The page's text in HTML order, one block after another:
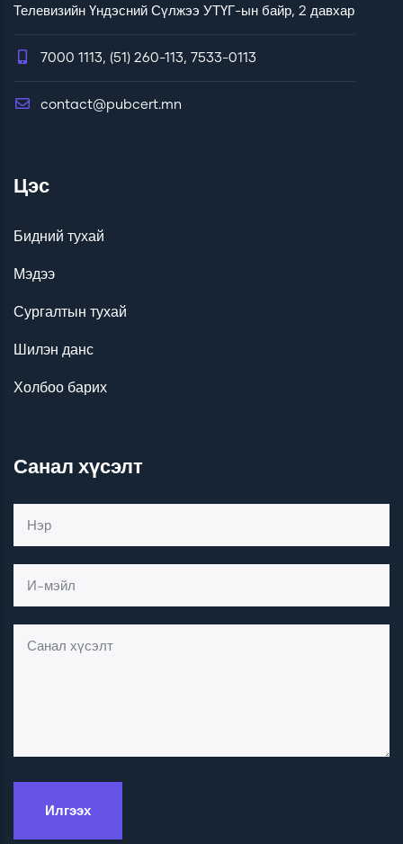
Телевизийн Үндэсний Сүлжээ УТҮГ-ын байр, 2 давхар
7000 1113, (51) 260-113, 7533-0113
contact@pubcert.mn
Цэс
Бидний тухай
Мэдээ
Сургалтын тухай
Шилэн данс
Холбоо барих
Санал хүсэлт